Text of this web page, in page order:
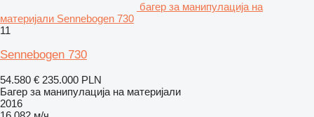
багер за манипулација на
материјали Sennebogen 730
11
Sennebogen 730
54.580 € 235.000 PLN
Багер за манипулација на материјали
2016